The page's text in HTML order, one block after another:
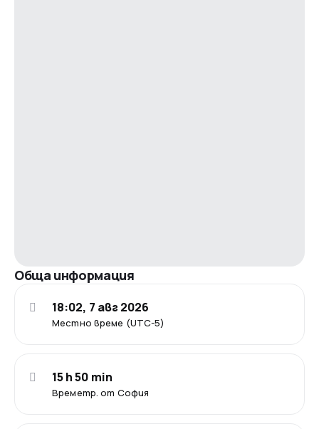
Обща информация
Местно време (UTC-5)
18:02, 7 авг 2026
Времетр. от София
15 h 50 min